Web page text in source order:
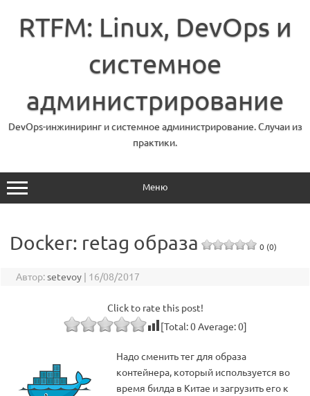
содержимому
RTFM: Linux, DevOps и
системное
администрирование
DevOps-инжиниринг и системное администрирование. Случаи из
практики.
Меню
Docker: retag образа 0 (0)
Автор:setevoy | 16/08/2017
Click to rate this post!
[Total:0Average:0]
Надо сменить тег для образа
контейнера, который используется во
время билда в Китае и загрузить его к